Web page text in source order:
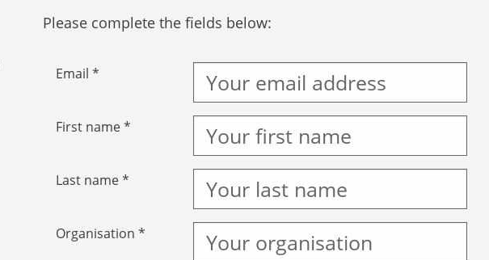
Please complete the fields below:
Email *
First name *
Last name *
Organisation *